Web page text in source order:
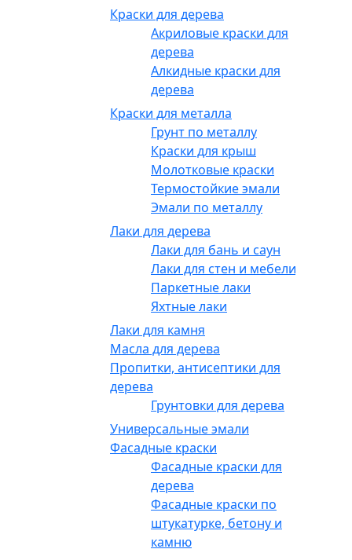
Краски для дерева
Акриловые краски для
дерева
Алкидные краски для
дерева
Краски для металла
Грунт по металлу
Краски для крыш
Молотковые краски
Термостойкие эмали
Эмали по металлу
Лаки для дерева
Лаки для бань и саун
Лаки для стен и мебели
Паркетные лаки
Яхтные лаки
Лаки для камня
Масла для дерева
Пропитки, антисептики для
дерева
Грунтовки для дерева
Универсальные эмали
Фасадные краски
Фасадные краски для
дерева
Фасадные краски по
штукатурке, бетону и
камню